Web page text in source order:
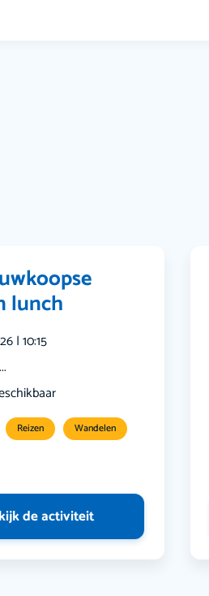
lunch
| 10:15
Reizen Wandelen
de activiteit